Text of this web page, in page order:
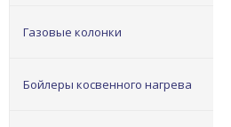
Газовые колонки
Бойлеры косвенного нагрева